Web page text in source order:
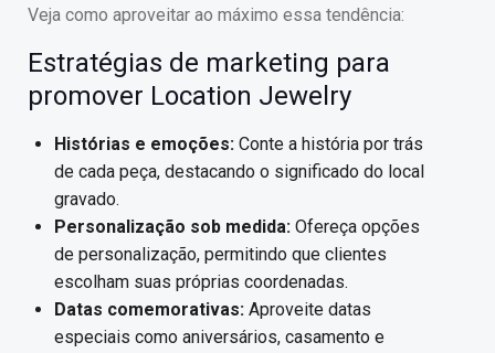
Veja como aproveitar ao máximo essa tendência:
Estratégias de marketing para
promover Location Jewelry
Histórias e emoções: Conte a história por trás
de cada peça, destacando o significado do local
gravado.
Personalização sob medida: Ofereça opções
de personalização, permitindo que clientes
escolham suas próprias coordenadas.
Datas comemorativas: Aproveite datas
especiais como aniversários, casamento e